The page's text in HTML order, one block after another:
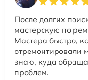
После долгих
мастерскую по
Мастера быстро,
отремонтировали
знаю, куда
проблем.